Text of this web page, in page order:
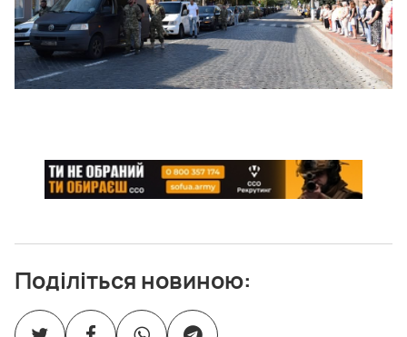
Поділіться новиною: